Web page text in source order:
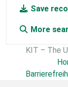
Save
More
KIT – The